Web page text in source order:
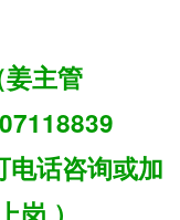
主管
电话咨询或加